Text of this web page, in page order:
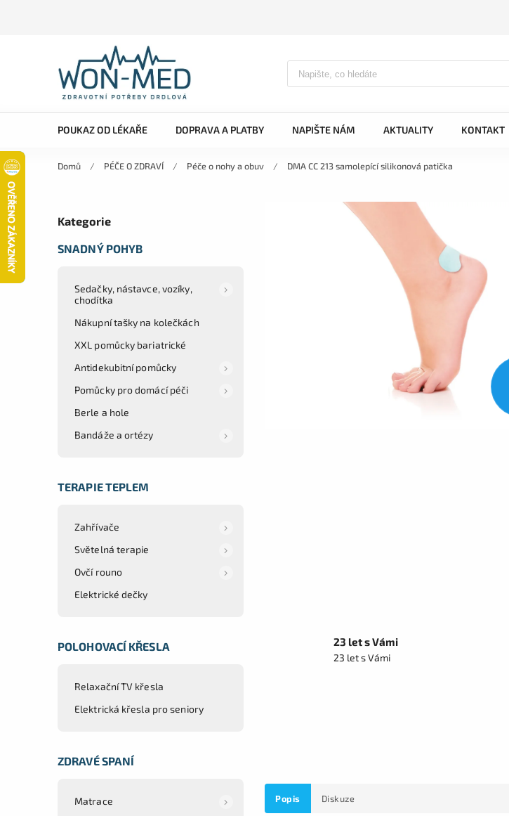
POUKAZ OD LÉKAŘE DOPRAVA A PLATBY NAPIŠTE NÁM AKTUALITY KONTAKT
Domů / PÉČE O ZDRAVÍ / Péče o nohy a obuv / DMA CC 213 samolepící silikonová patička
Kategorie
SNADNÝ POHYB
Sedačky, nástavce, vozíky,
chodítka
Nákupní tašky na kolečkách
XXL pomůcky bariatrické
Antidekubitní pomůcky
Pomůcky pro domácí péči
Berle a hole
Bandáže a ortézy
TERAPIE TEPLEM
Zahřívače
Světelná terapie
Ovčí rouno
Elektrické dečky
POLOHOVACÍ KŘESLA
Relaxační TV křesla
Elektrická křesla pro seniory
ZDRAVÉ SPANÍ
Matrace
23 let s Vámi
23 let s Vámi
Popis Diskuze